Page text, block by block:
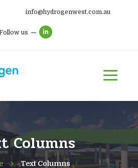
info@hydrogenwest.com.au
us
Columns
Text Columns